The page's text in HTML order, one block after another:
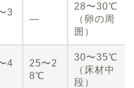
3
—
28〜30℃
（卵の周
囲）
4
25〜2
8℃
30〜35℃
（床材中
段）